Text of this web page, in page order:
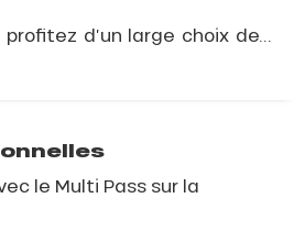
d’un large choix de...
le Multi Pass sur la